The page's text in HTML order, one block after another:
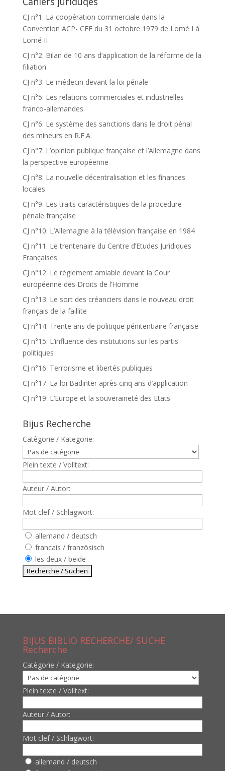
CJ n°1: La coopération commerciale dans la
Convention ACP- CEE du 31 octobre 1979 de Lomé I à
Lomé II
CJ n°2: Bilan de 10 ans d’application de la réforme de la
filiation
CJ n°3: Le médecin devant la loi pénale
CJ n°5: Les relations commerciales et industrielles
franco-allemandes
CJ n°6: Le système des sanctions dans le droit pénal
des mineurs en R.F.A.
CJ n°7: L’opinion publique française et l’Allemagne dans
la perspective européenne
CJ n°8: La nouvelle décentralisation et les finances
locales
CJ n°9: Les traits caractéristiques de la procedure
pénale française
CJ n°10: L’Allemagne à la télévision française en 1984
CJ n°11: Le trentenaire du Centre d’Etudes Juridiques
Françaises
CJ n°12: Le règlement amiable devant la Cour
européenne des Droits de l’Homme
CJ n°13: Le sort des créanciers dans le nouveau droit
français de la faillite
CJ n°14: Trente ans de politique pénitentiaire française
CJ n°15: L’influence des institutions sur les partis
politiques
CJ n°16: Terrorisme et libertés publiques
CJ n°17: La loi Badinter après cinq ans d’application
CJ n°19: L’Europe et la souveraineté des Etats
Bijus Recherche
Catègorie / Kategorie:
Plein texte / Volltext:
Auteur / Autor:
Mot clef / Schlagwort:
allemand / deutsch
francais / französisch
les deux / beide
BIJUS BIBLIO RECHERCHE/ SUCHE
Recherche
Catègorie / Kategorie:
Plein texte / Volltext:
Auteur / Autor:
Mot clef / Schlagwort:
allemand / deutsch